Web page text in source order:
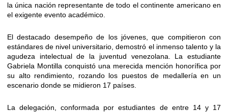
la única nación representante de todo el continente americano en
el exigente evento académico.
El destacado desempeño de los jóvenes, que compitieron con
estándares de nivel universitario, demostró el inmenso talento y la
agudeza intelectual de la juventud venezolana. La estudiante
Gabriela Montilla conquistó una merecida mención honorífica por
su alto rendimiento, rozando los puestos de medallería en un
escenario donde se midieron 17 países.
La delegación, conformada por estudiantes de entre 14 y 17